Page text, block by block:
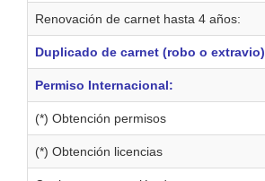
Renovación de carnet hasta 4 años:
Duplicado de carnet (robo o extravio)
Permiso Internacional:
(*) Obtención permisos
(*) Obtención licencias